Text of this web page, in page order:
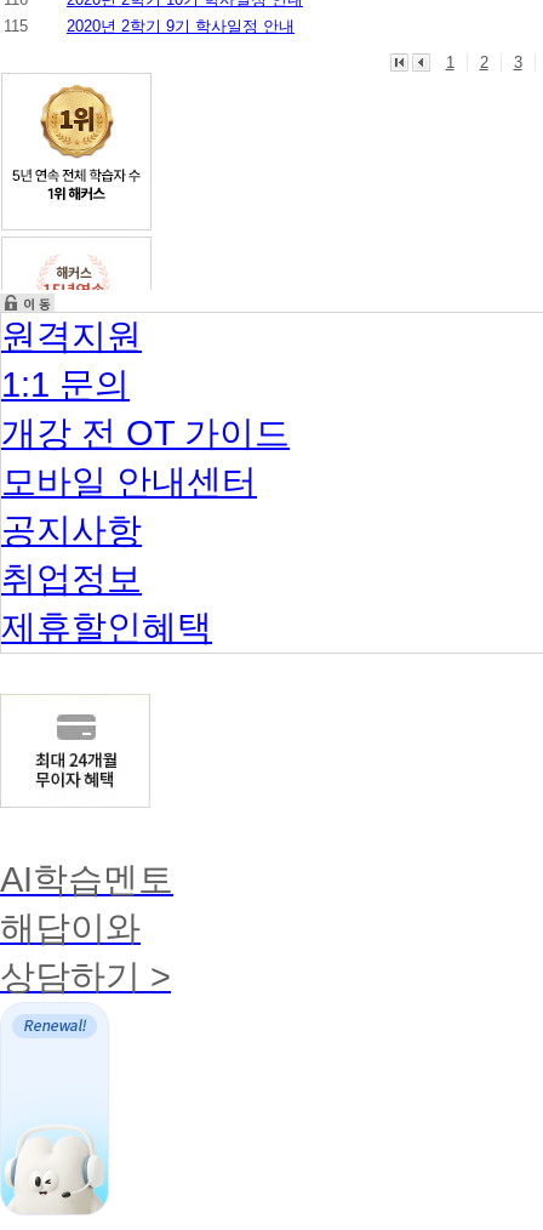
115
2020년 2학기 9기 학사일정 안내
1
2 3
원격지원
1:1 문의
개강 전 OT 가이드
모바일 안내센터
공지사항
취업정보
제휴할인혜택
AI학습멘토
해답이와
상담하기 >